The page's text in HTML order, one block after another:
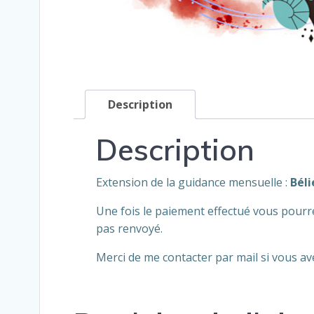
Description
Description
Extension de la guidance mensuelle :
Une fois le paiement effectué vous
pas renvoyé.
Merci de me contacter par mail si vous